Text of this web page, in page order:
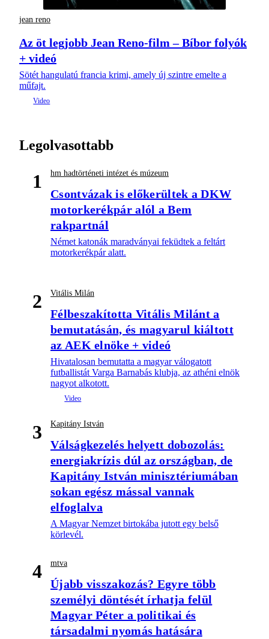
jean reno
Az öt legjobb Jean Reno-film – Bíbor folyók
+ videó
Sötét hangulatú francia krimi, amely új szintre emelte a
műfajt.
Legolvasottabb
1 hm hadtörténeti intézet és múzeum
Csontvázak is előkerültek a DKW
motorkerékpár alól a Bem
rakpartnál
Német katonák maradványai feküdtek a feltárt
motorkerékpár alatt.
2 Vitális Milán
Félbeszakította Vitális Milánt a
bemutatásán, és magyarul kiáltott
az AEK elnöke + videó
Hivatalosan bemutatta a magyar válogatott
futballistát Varga Barnabás klubja, az athéni elnök
nagyot alkotott.
3 Kapitány István
Válságkezelés helyett dobozolás:
energiakrízis dúl az országban, de
Kapitány István minisztériumában
sokan egész mással vannak
elfoglalva
A Magyar Nemzet birtokába jutott egy belső
körlevél.
4 mtva
Újabb visszakozás? Egyre több
személyi döntését írhatja felül
Magyar Péter a politikai és
társadalmi nyomás hatására